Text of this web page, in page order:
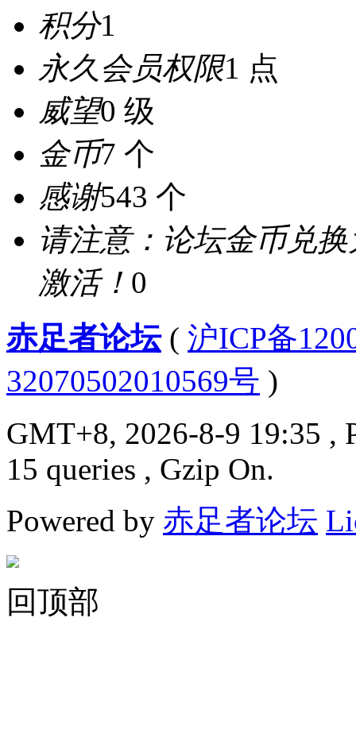
积分1
永久会员权限1 点
威望0 级
金币7 个
感谢543 个
请注意：论坛金币兑
激活！ 0
赤足者论坛( 沪ICP备
32070502010569号 )
GMT+8, 2026-8-9 19:35 ,
15 queries , Gzip On.
Powered by 赤足者论坛
回顶部